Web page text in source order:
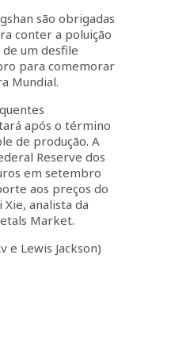
são obrigadas
conter a poluição
um desfile
para comemorar
Mundial.
após o término
de produção. A
Reserve dos
em setembro
aos preços do
analista da
Market.
e Lewis Jackson)